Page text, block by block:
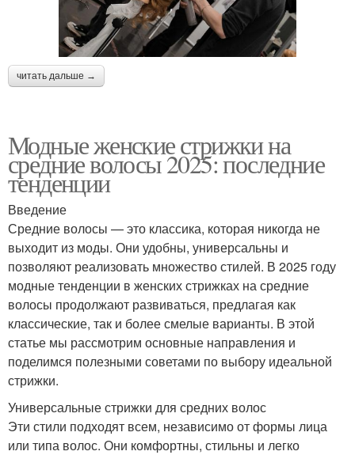
читать дальше →
Модные женские стрижки на
средние волосы 2025: последние
тенденции
Введение
Средние волосы — это классика, которая никогда не
выходит из моды. Они удобны, универсальны и
позволяют реализовать множество стилей. В 2025 году
модные тенденции в женских стрижках на средние
волосы продолжают развиваться, предлагая как
классические, так и более смелые варианты. В этой
статье мы рассмотрим основные направления и
поделимся полезными советами по выбору идеальной
стрижки.
Универсальные стрижки для средних волос
Эти стили подходят всем, независимо от формы лица
или типа волос. Они комфортны, стильны и легко